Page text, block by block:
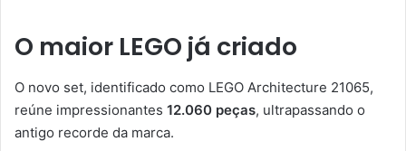
O maior LEGO já criado
O novo set, identificado como LEGO Architecture 21065,
reúne impressionantes 12.060 peças, ultrapassando o
antigo recorde da marca.